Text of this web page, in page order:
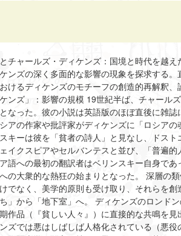
チャールズ・ディケンズ：国境と時代を越
ンズの深く多面的な影響の現象を探求する
けるディケンズのモチーフの創造的再解釈
ンズ」：影響の規模 19世紀半ば、チャール
なった。彼の小説は英語版のほぼ直後に雑
アの作家や批評家がディケンズに「ロシア
キーは彼を「貧者の詩人」と見なし、ドス
イクスピアやセルバンテスと並び、「普遍
語への最初の翻訳者はベリンスキー自身で
の大衆的な熱狂の始まりとなった。 深層の
でなく、美学的原則も受け取り、それらを
」から「地下室」へ。 ディケンズのロンド
作品（『貧しい人々』）に直接的な共鳴を
ズでは悪はしばしば人格化されている（悪